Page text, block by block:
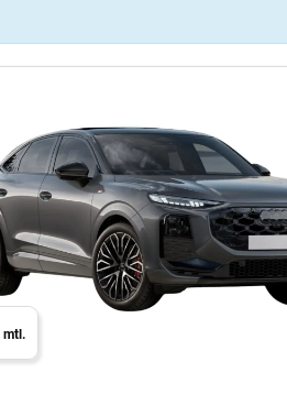
mtl.